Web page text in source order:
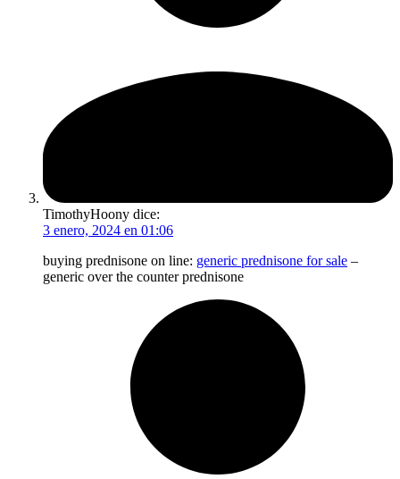
TimothyHoony dice:
3 enero, 2024 en 01:06
buying prednisone on line: generic prednisone for sale –
generic over the counter prednisone